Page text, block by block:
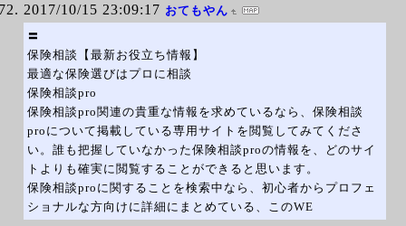
2017/10/15 23:09:17 おてもやん
〓
保険相談【最新お役立ち情報】
最適な保険選びはプロに相談
保険相談pro
保険相談pro関連の貴重な情報を求めているなら、保険相談
proについて掲載している専用サイトを閲覧してみてくださ
い。誰も把握していなかった保険相談proの情報を、どのサイ
トよりも確実に閲覧することができると思います。
保険相談proに関することを検索中なら、初心者からプロフェ
ショナルな方向けに詳細にまとめている、このWE